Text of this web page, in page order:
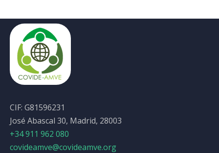
CIF: G81596231
José Abascal 30, Madrid, 28003
+34 911 962 080
covideamve@covideamve.org